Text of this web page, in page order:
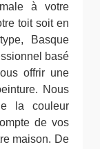
à votre
toit soit en
Basque
basé
offrir une
Nous
la couleur
de vos
maison. De